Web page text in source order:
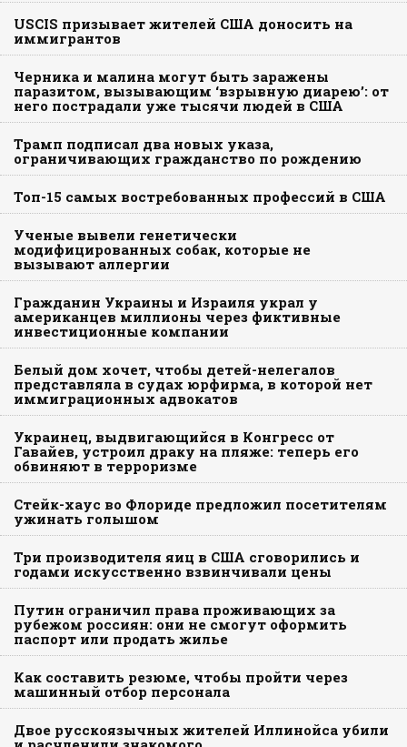
USCIS призывает жителей США доносить на
иммигрантов
Черника и малина могут быть заражены
паразитом, вызывающим ‘взрывную диарею’: от
него пострадали уже тысячи людей в США
Трамп подписал два новых указа,
ограничивающих гражданство по рождению
Топ-15 самых востребованных профессий в США
Ученые вывели генетически
модифицированных собак, которые не
вызывают аллергии
Гражданин Украины и Израиля украл у
американцев миллионы через фиктивные
инвестиционные компании
Белый дом хочет, чтобы детей-нелегалов
представляла в судах юрфирма, в которой нет
иммиграционных адвокатов
Украинец, выдвигающийся в Конгресс от
Гавайев, устроил драку на пляже: теперь его
обвиняют в терроризме
Стейк-хаус во Флориде предложил посетителям
ужинать голышом
Три производителя яиц в США сговорились и
годами искусственно взвинчивали цены
Путин ограничил права проживающих за
рубежом россиян: они не смогут оформить
паспорт или продать жилье
Как составить резюме, чтобы пройти через
машинный отбор персонала
Двое русскоязычных жителей Иллинойса убили